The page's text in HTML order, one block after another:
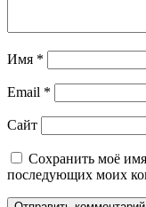
Имя *
Email *
Сайт
Сохранить моё
последующих моих